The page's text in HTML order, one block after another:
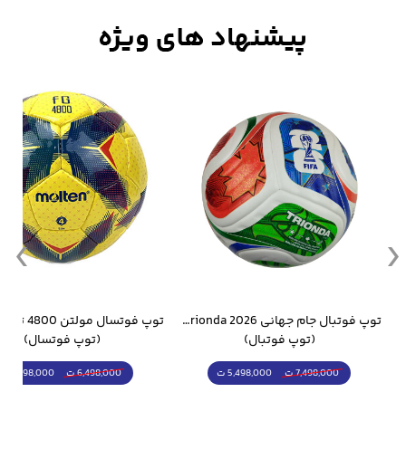
توپ فوتبال جام جهانی 2026 Trionda مشابه اورجینال
(توپ فوتبال)
7,498,000 ت 5,498,000 ت
(توپ فوتسال)
6,498,000 ت 5,298,000 ت